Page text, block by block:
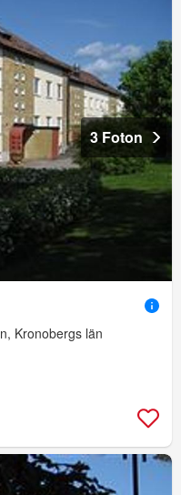
3 Foton
Kronobergs län